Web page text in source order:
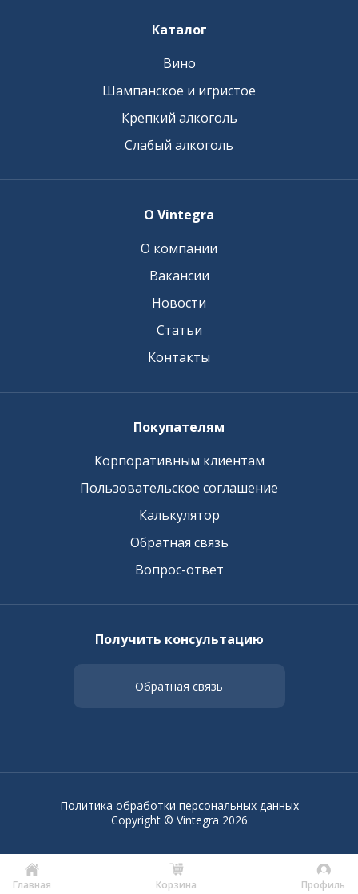
Главная Корзина Профиль
Каталог
Вино
Шампанское и игристое
Крепкий алкоголь
Слабый алкоголь
О Vintegra
О компании
Вакансии
Новости
Статьи
Контакты
Покупателям
Корпоративным клиентам
Пользовательское соглашение
Калькулятор
Обратная связь
Вопрос-ответ
Получить консультацию
Обратная связь
Copyright © Vintegra 2026
Политика обработки персональных данных